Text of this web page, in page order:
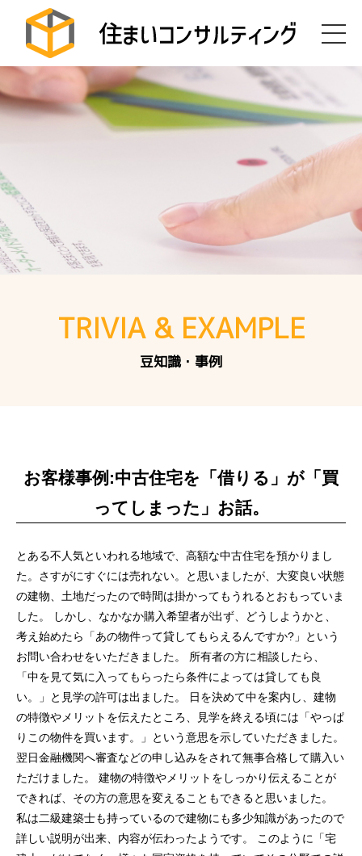
TRIVIA & EXAMPLE
豆知識・事例
お客様事例:中古住宅を「借りる」が「買
ってしまった」お話。
とある不人気といわれる地域で、高額な中古住宅を預かりまし
た。さすがにすぐには売れない。と思いましたが、大変良い状態
の建物、土地だったので時間は掛かってもうれるとおもっていま
した。 しかし、なかなか購入希望者が出ず、どうしようかと、
考え始めたら「あの物件って貸してもらえるんですか?」という
お問い合わせをいただきました。 所有者の方に相談したら、
「中を見て気に入ってもらったら条件によっては貸しても良
い。」と見学の許可は出ました。 日を決めて中を案内し、建物
の特徴やメリットを伝えたところ、見学を終える頃には「やっぱ
りこの物件を買います。」という意思を示していただきました。
翌日金融機関へ審査などの申し込みをされて無事合格して購入い
ただけました。 建物の特徴やメリットをしっかり伝えることが
できれば、その方の意思を変えることもできると思いました。
私は二級建築士も持っているので建物にも多少知識があったので
詳しい説明が出来、内容が伝わったようです。 このように「宅